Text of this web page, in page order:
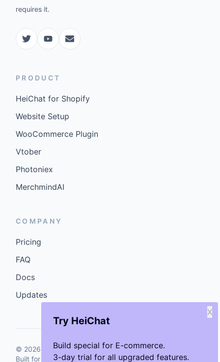
Try HeiChat
Build special for E-commerce.
3-day trial for all upgraded features.
X
requires it.
PRODUCT
HeiChat for Shopify
Website Setup
WooCommerce Plugin
Vtober
Photoniex
MerchmindAI
COMPANY
Pricing
FAQ
Docs
Updates
© 2026 GenCybers Inc. All rights reserved.
Built for storefronts that want faster answers and cleaner